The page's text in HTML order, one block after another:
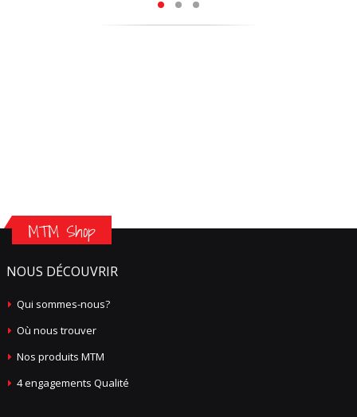
MTM Shop
NOUS DÉCOUVRIR
Qui sommes-nous?
Où nous trouver
Nos produits MTM
4 engagements Qualité